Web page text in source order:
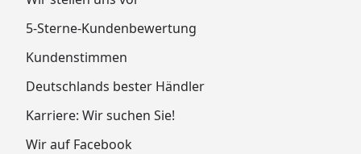
5-Sterne-Kundenbewertung
Kundenstimmen
Deutschlands bester Händler
Karriere: Wir suchen Sie!
Wir auf Facebook